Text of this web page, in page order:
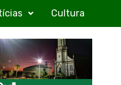
Cultura